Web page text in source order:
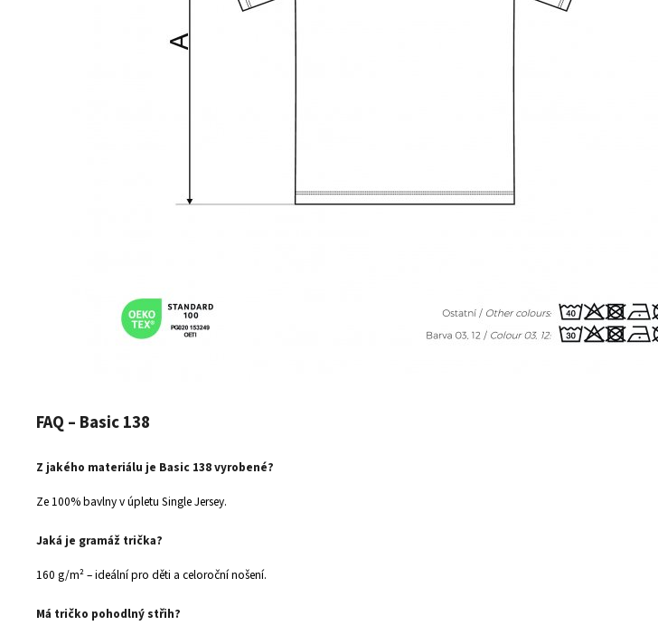
FAQ – Basic 138
Z jakého materiálu je Basic 138 vyrobené?
Ze 100% bavlny v úpletu Single Jersey.
Jaká je gramáž trička?
160 g/m² – ideální pro děti a celoroční nošení.
Má tričko pohodlný střih?